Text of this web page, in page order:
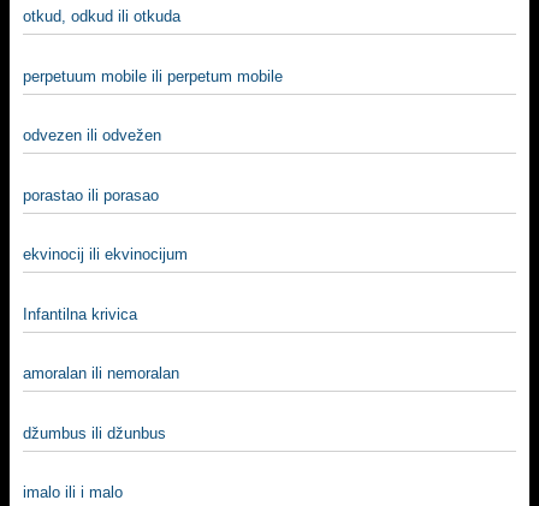
otkud, odkud ili otkuda
perpetuum mobile ili perpetum mobile
odvezen ili odvežen
porastao ili porasao
ekvinocij ili ekvinocijum
Infantilna krivica
amoralan ili nemoralan
džumbus ili džunbus
imalo ili i malo